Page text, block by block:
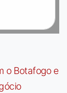
o Botafogo e